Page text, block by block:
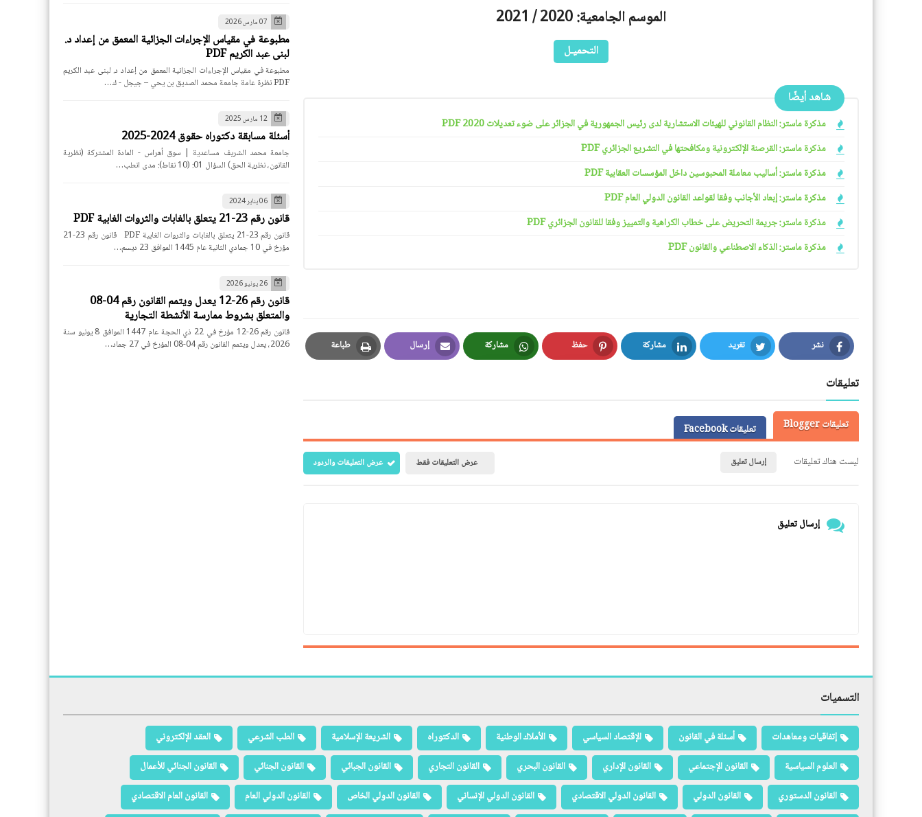
الموسم الجامعية: 2020 / 2021
التحميـل
شاهد أيضًا
مذكرة ماستر: النظام القانوني للهيئات الاستشارية لدى رئيس الجمهورية في الجزائر على ضوء تعديلات 2020 PDF
مذكرة ماستر: القرصنة الإلكترونية ومكافحتها في التشريع الجزائري PDF
مذكرة ماستر: أساليب معاملة المحبوسين داخل المؤسسات العقابية PDF
مذكرة ماستر: إبعاد الأجانب وفقا لقواعد القانون الدولي العام PDF
مذكرة ماستر: جريمة التحريض على خطاب الكراهية والتمييز وفقا للقانون الجزائري PDF
مذكرة ماستر: الذكاء الاصطناعي والقانون PDF
نشر
Facebook
تغريد
Twitter
مشاركة
LinkedIn
حفظ
Pinterest
مشاركة
Whatsapp
إرسال
Email
طباعة
Print
تعليقات
تعليقات Blogger
تعليقات Facebook
ليست هناك تعليقات
إرسال تعليق عرض التعليقات فقط عرض التعليقات والردود
إرسال تعليق
07 مارس 2026
مطبوعة في مقياس الإجراءات الجزائية المعمق من إعداد د.
لبنى عبد الكريم PDF
مطبوعة في مقياس الإجراءات الجزائية المعمق من إعداد د. لبنى عبد الكريم
PDF نظرة عامة جامعة محمد الصديق بن يحي – جيجل - ك…
12 مارس 2025
أسئلة مسابقة دكتوراه حقوق 2024-2025
جامعة محمد الشريف مساعدية | سوق أهراس - المادة المشتركة (نظرية
القانون، نظرية الحق) السؤال 01: (10 نقاط): مدى انطب…
06 يناير 2024
قانون رقم 23-21 يتعلق بالغابات والثروات الغابية PDF
قانون رقم 23-21 يتعلق بالغابات والثروات الغابية PDF قانون رقم 23-21
مؤرخ في 10 جمادي الثانية عام 1445 الموافق 23 ديسم…
26 يونيو 2026
قانون رقم 26-12 يعدل ويتمم القانون رقم 04-08
والمتعلق بشروط ممارسة الأنشطة التجارية
قانون رقم 26-12 مؤرخ في 22 ذي الحجة عام 1447 الموافق 8 يونيو سنة
2026، يعدل ويتمم القانون رقم 04-08 المؤرخ في 27 جماد…
التسميات
إتفاقيات ومعاهدات أسئلة في القانون الإقتصاد السياسي الأملاك الوطنية الدكتوراه الشريعة الإسلامية الطب الشرعي
العقد الإلكتروني
العلوم السياسية
القانون الإجتماعي القانون الإداري القانون البحري القانون التجاري القانون الجبائي القانون الجنائي
القانون الجنائي للأعمال
القانون الدستوري
القانون الدولي القانون الدولي الاقتصادي القانون الدولي الإنساني القانون الدولي الخاص القانون الدولي العام
القانون العام الاقتصادي